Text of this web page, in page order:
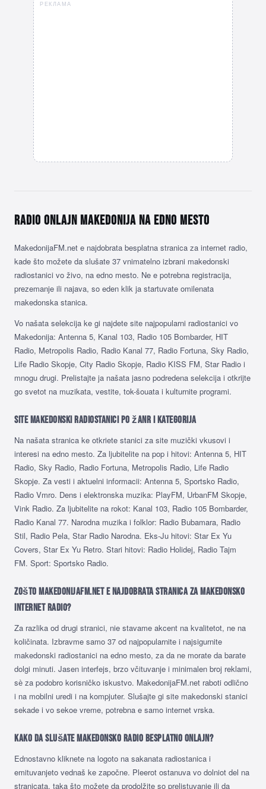
РЕКЛАМА
Radio onlajn Makedonija na edno mesto
MakedonijaFM.net e najdobrata besplatna stranica za internet radio,
kade što možete da slušate 37 vnimatelno izbrani makedonski
radiostanici vo živo, na edno mesto. Ne e potrebna registracija,
prezemanje ili najava, so eden klik ja startuvate omilenata
makedonska stanica.
Vo našata selekcija ke gi najdete site najpopularni radiostanici vo
Makedonija: Antenna 5, Kanal 103, Radio 105 Bombarder, HIT
Radio, Metropolis Radio, Radio Kanal 77, Radio Fortuna, Sky Radio,
Life Radio Skopje, City Radio Skopje, Radio KISS FM, Star Radio i
mnogu drugi. Prelistajte ja našata jasno podredena selekcija i otkrijte
go svetot na muzikata, vestite, tok-šouata i kulturnite programi.
Site makedonski radiostanici po žanr i kategorija
Na našata stranica ke otkriete stanici za site muzički vkusovi i
interesi na edno mesto. Za ljubitelite na pop i hitovi: Antenna 5, HIT
Radio, Sky Radio, Radio Fortuna, Metropolis Radio, Life Radio
Skopje. Za vesti i aktuelni informacii: Antenna 5, Sportsko Radio,
Radio Vmro. Dens i elektronska muzika: PlayFM, UrbanFM Skopje,
Vink Radio. Za ljubitelite na rokot: Kanal 103, Radio 105 Bombarder,
Radio Kanal 77. Narodna muzika i folklor: Radio Bubamara, Radio
Stil, Radio Pela, Star Radio Narodna. Eks-Ju hitovi: Star Ex Yu
Covers, Star Ex Yu Retro. Stari hitovi: Radio Holidej, Radio Tajm
FM. Sport: Sportsko Radio.
Zošto MakedonijaFM.net e najdobrata stranica za makedonsko
internet radio?
Za razlika od drugi stranici, nie stavame akcent na kvalitetot, ne na
količinata. Izbravme samo 37 od najpopularnite i najsigurnite
makedonski radiostanici na edno mesto, za da ne morate da barate
dolgi minuti. Jasen interfejs, brzo včituvanje i minimalen broj reklami,
sѐ za podobro korisničko iskustvo. MakedonijaFM.net raboti odlično
i na mobilni uredi i na kompjuter. Slušajte gi site makedonski stanici
sekade i vo sekoe vreme, potrebna e samo internet vrska.
Kako da slušate makedonsko radio besplatno onlajn?
Ednostavno kliknete na logoto na sakanata radiostanica i
emituvanjeto vednaš ke započne. Pleerot ostanuva vo dolniot del na
stranicata, taka što možete da prodolžite so prelistuvanje ili da